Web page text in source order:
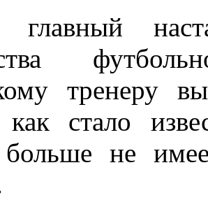
главный
тренеру
стало
больше не